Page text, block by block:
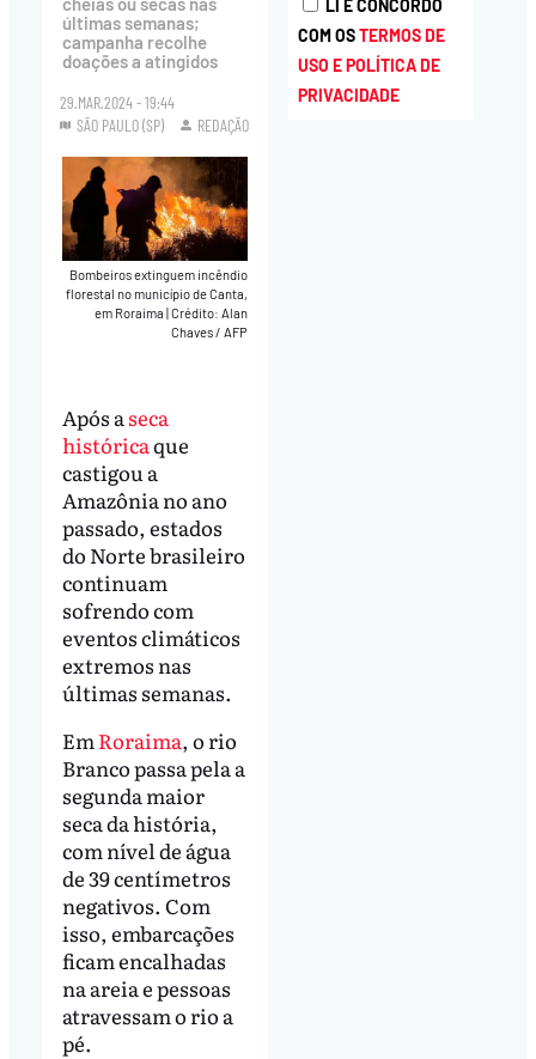
últimas semanas;
campanha recolhe
doações a atingidos
29.MAR.2024 - 19:44
SÃO PAULO (SP)
REDAÇÃO
Bombeiros extinguem incêndio
florestal no município de Canta,
em Roraima Crédito: Alan
Chaves / AFP
Após a seca
históricaque
castigou a
Amazônia no ano
passado, estados
do Norte brasileiro
continuam
sofrendo com
eventos climáticos
extremos nas
últimas semanas.
Em Roraima, o rio
Branco passa pela a
segunda maior
seca da história,
com nível de água
de 39 centímetros
negativos. Com
isso, embarcações
ficam encalhadas
na areia e pessoas
atravessam o rio a
pé.
LI E CONCORDO
COM OSTERMOS DE
USO E POLÍTICA DE
PRIVACIDADE